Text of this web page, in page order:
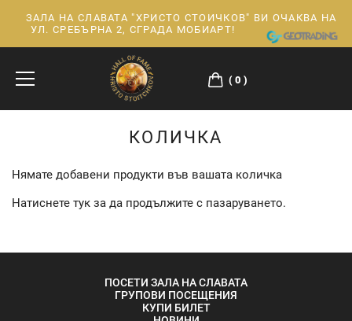
Прескачане
ЗАЛА НА СЛАВАТА "ХРИСТО СТОИЧКОВ" ВИ ОЧАКВА НА
УЛ. СРЕБЪРНА 2, СГРАДА МОБИАРТ!
0
КОЛИЧКА
Нямате добавени продукти във вашата количка
Натиснете тук за да продължите с пазаруването.
ПОСЕТИ ЗАЛА НА СЛАВАТА
ГРУПОВИ ПОСЕЩЕНИЯ
КУПИ БИЛЕТ